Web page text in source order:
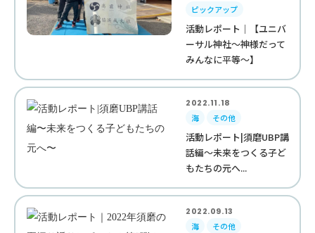
ピックアップ
活動レポート｜【ユニバ
ーサル神社～神様だって
みんなに平等～】
2022.11.18
海
その他
活動レポート|須磨UBP講
話編〜未来をつくる子ど
もたちの元へ...
2022.09.13
海
その他